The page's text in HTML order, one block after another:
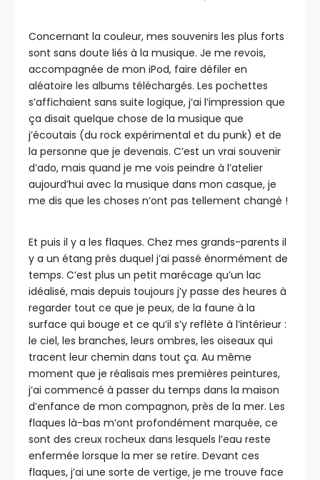
Concernant la couleur, mes souvenirs les plus forts
sont sans doute liés à la musique. Je me revois,
accompagnée de mon iPod, faire défiler en
aléatoire les albums téléchargés. Les pochettes
s’affichaient sans suite logique, j’ai l’impression que
ça disait quelque chose de la musique que
j’écoutais (du rock expérimental et du punk) et de
la personne que je devenais. C’est un vrai souvenir
d’ado, mais quand je me vois peindre à l’atelier
aujourd’hui avec la musique dans mon casque, je
me dis que les choses n’ont pas tellement changé !
Et puis il y a les flaques. Chez mes grands-parents il
y a un étang près duquel j’ai passé énormément de
temps. C’est plus un petit marécage qu’un lac
idéalisé, mais depuis toujours j’y passe des heures à
regarder tout ce que je peux, de la faune à la
surface qui bouge et ce qu’il s’y reflète à l’intérieur :
le ciel, les branches, leurs ombres, les oiseaux qui
tracent leur chemin dans tout ça. Au même
moment que je réalisais mes premières peintures,
j’ai commencé à passer du temps dans la maison
d’enfance de mon compagnon, près de la mer. Les
flaques là-bas m’ont profondément marquée, ce
sont des creux rocheux dans lesquels l’eau reste
enfermée lorsque la mer se retire. Devant ces
flaques, j’ai une sorte de vertige, je me trouve face